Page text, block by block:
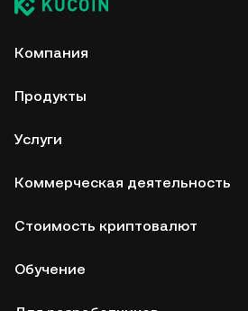
Компания
Продукты
Услуги
Коммерческая деятельность
Стоимость криптовалют
Обучение